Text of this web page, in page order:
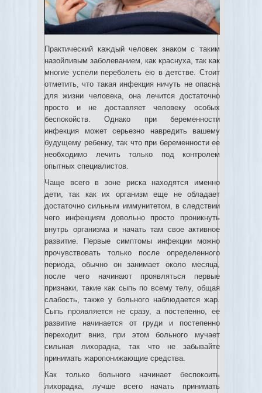
Практический каждый человек знаком с таким
назойливым заболеванием, как краснуха, так как
многие успели переболеть ею в детстве. Стоит
отметить, что такая инфекция ничуть не опасна
для жизни человека, она лечится достаточно
просто и не доставляет человеку особых
беспокойств. Однако при беременности
инфекция может серьезно навредить вашему
будущему ребенку, так что при беременности ее
необходимо лечить только под контролем
опытных специалистов.
Чаще всего в зоне риска находятся именно
дети, так как их организм еще не обладает
достаточно сильным иммунитетом, в следствии
чего инфекциям довольно просто проникнуть
внутрь организма и начать там свое активное
развитие. Первые симптомы инфекции можно
прочувствовать только после определенного
периода, обычно он занимает около месяца,
после чего начинают проявляться первые
признаки, такие как сыпь по всему телу, общая
слабость, также у больного наблюдается жар.
Сыпь проявляется не сразу, а постепенно, ее
развитие начинается от груди и постепенно
переходит вниз, при этом больного мучает
сильная лихорадка, так что не забывайте
принимать жаропонижающие средства.
Как только больного начинает беспокоить
лихорадка, лучше всего начать принимать